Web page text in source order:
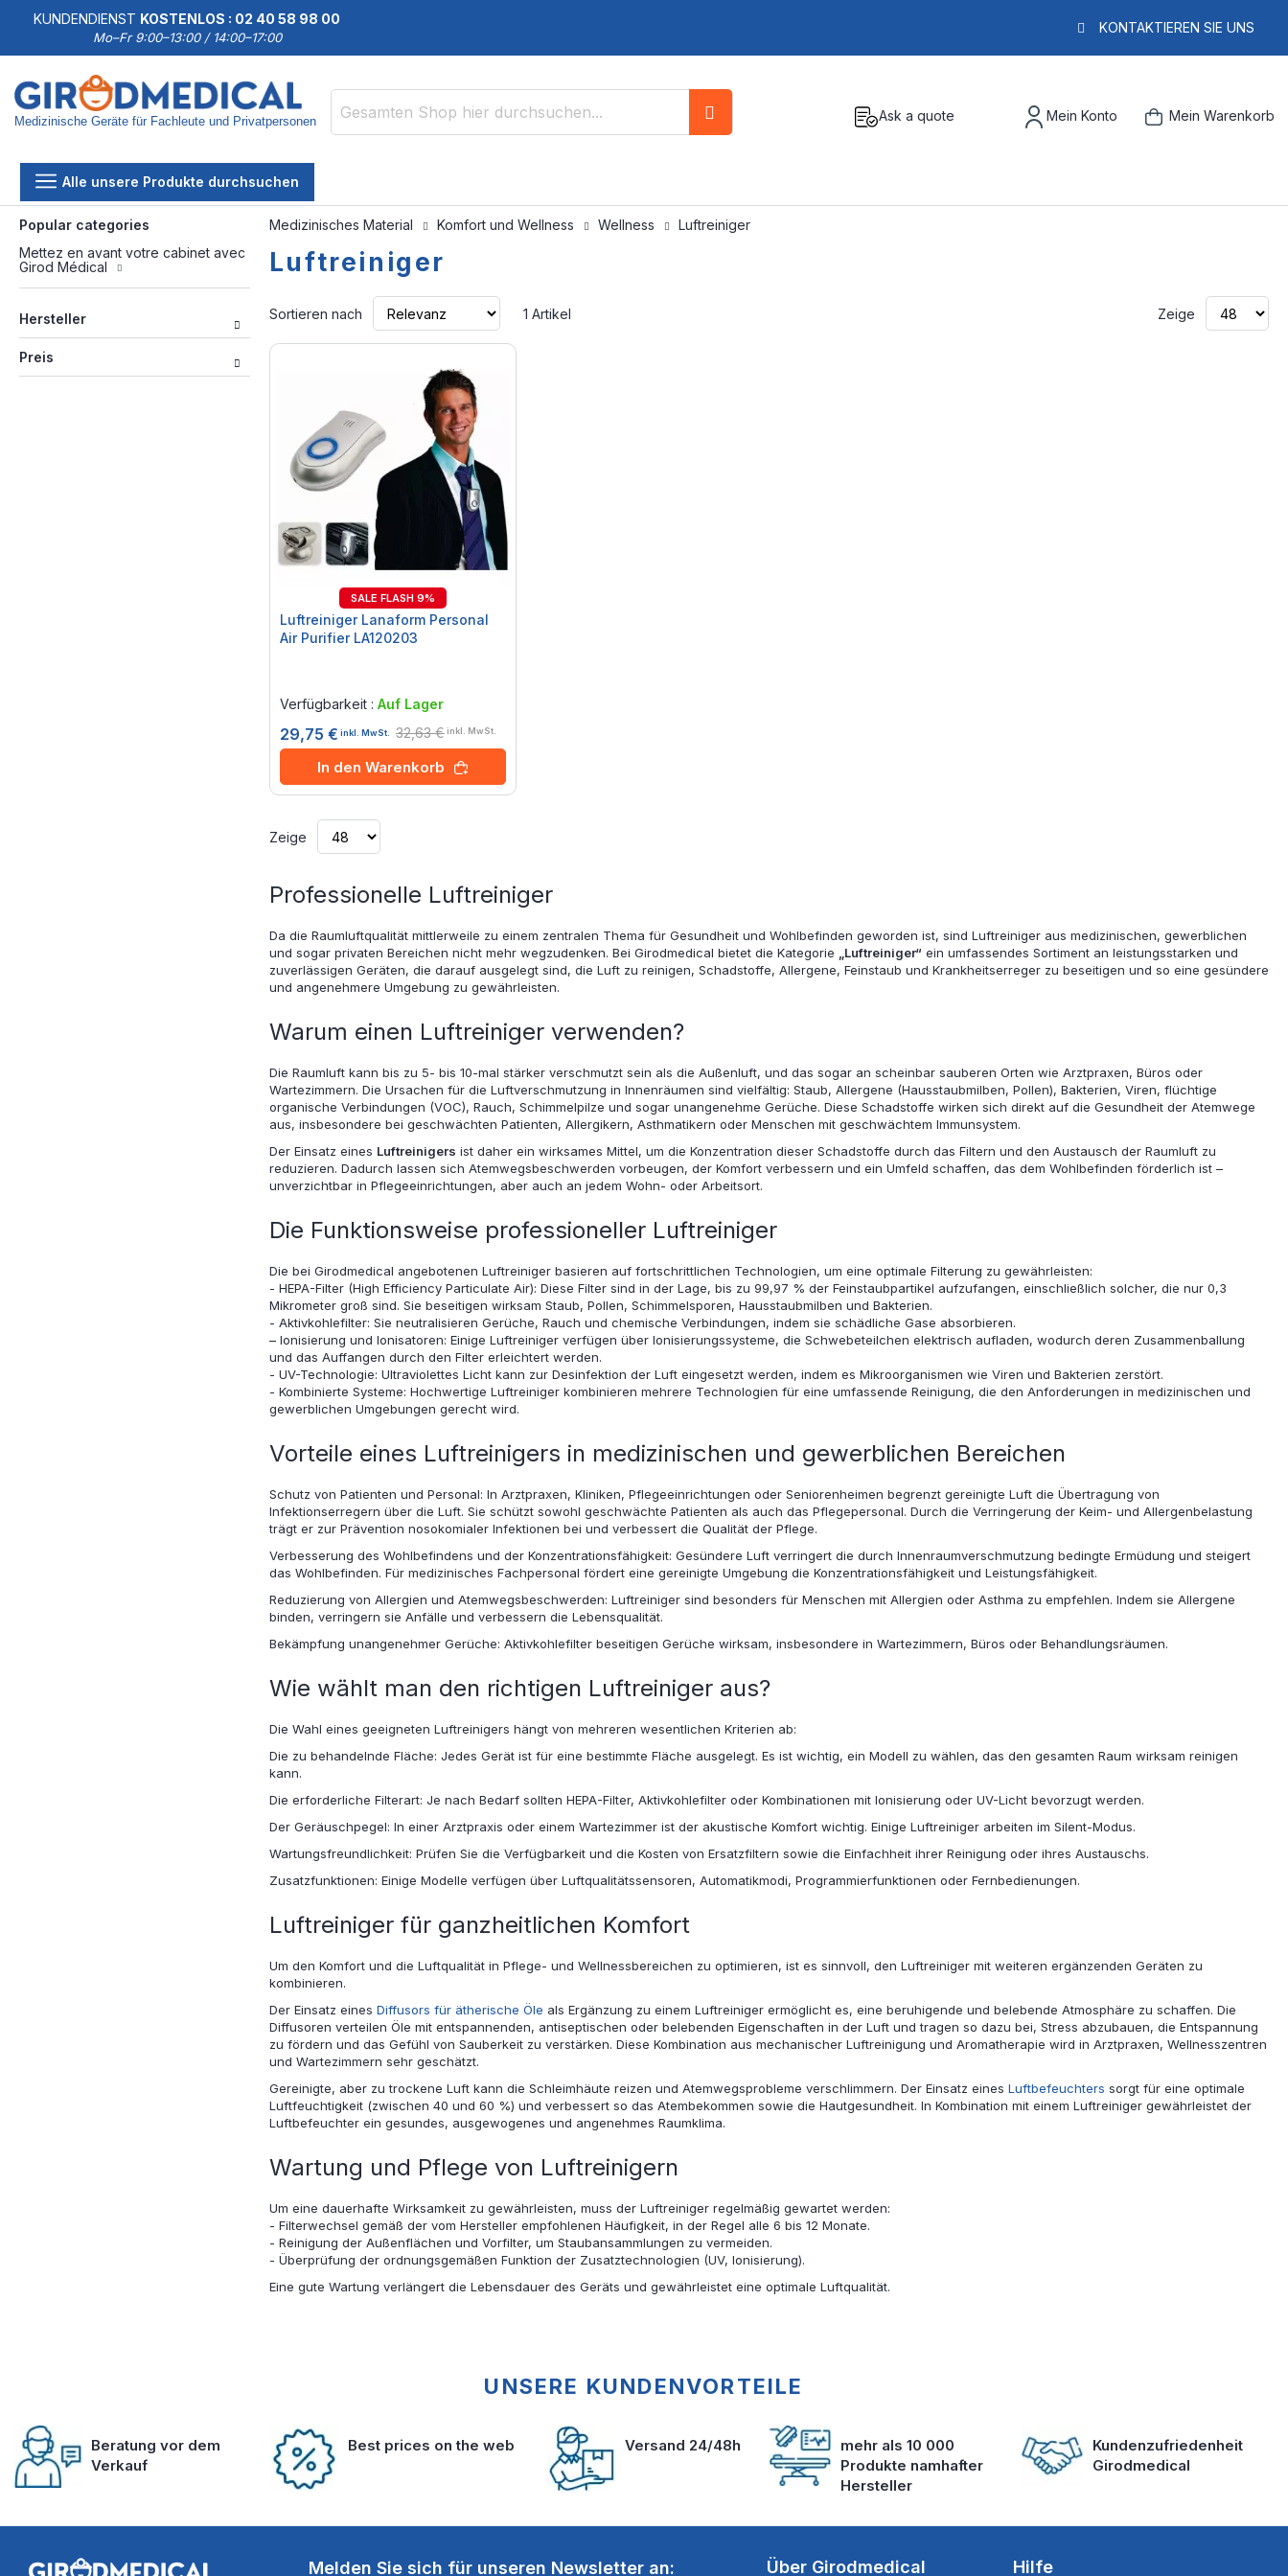
KUNDENDIENST KOSTENLOS : 02 40 58 98 00
Mo–Fr 9:00–13:00 / 14:00–17:00
KONTAKTIEREN SIE UNS
Medizinische Geräte für Fachleute und Privatpersonen Ask a quote Mein Konto Mein Warenkorb
Alle unsere Produkte durchsuchen
Medizinisches Material Komfort und Wellness Wellness Luftreiniger
Luftreiniger
Sortieren nach
sortieren
1 Artikel Zeige
SALE FLASH 9%
Luftreiniger Lanaform Personal
Air Purifier LA120203
Verfügbarkeit : Auf Lager
29,75 € inkl. MwSt. 32,63 €inkl. MwSt.
In den Warenkorb
Zeige
Professionelle Luftreiniger
Da die Raumluftqualität mittlerweile zu einem zentralen Thema für Gesundheit und Wohlbefinden geworden ist, sind Luftreiniger aus medizinischen, gewerblichen
und sogar privaten Bereichen nicht mehr wegzudenken. Bei Girodmedical bietet die Kategorie
„Luftreiniger“ ein umfassendes Sortiment an leistungsstarken und
zuverlässigen Geräten, die darauf ausgelegt sind, die Luft zu reinigen, Schadstoffe, Allergene, Feinstaub und Krankheitserreger zu beseitigen und so eine gesündere
und angenehmere Umgebung zu gewährleisten.
Warum einen Luftreiniger verwenden?
Die Raumluft kann bis zu 5- bis 10-mal stärker verschmutzt sein als die Außenluft, und das sogar an scheinbar sauberen Orten wie Arztpraxen, Büros oder
Wartezimmern. Die Ursachen für die Luftverschmutzung in Innenräumen sind vielfältig: Staub, Allergene (Hausstaubmilben, Pollen), Bakterien, Viren, flüchtige
organische Verbindungen (VOC), Rauch, Schimmelpilze und sogar unangenehme Gerüche. Diese Schadstoffe wirken sich direkt auf die Gesundheit der Atemwege
aus, insbesondere bei geschwächten Patienten, Allergikern, Asthmatikern oder Menschen mit geschwächtem Immunsystem.
Der Einsatz eines Luftreinigers ist daher ein wirksames Mittel, um die Konzentration dieser Schadstoffe durch das Filtern und den Austausch der Raumluft zu
reduzieren. Dadurch lassen sich Atemwegsbeschwerden vorbeugen, der Komfort verbessern und ein Umfeld schaffen, das dem Wohlbefinden förderlich ist –
unverzichtbar in Pflegeeinrichtungen, aber auch an jedem Wohn- oder Arbeitsort.
Die Funktionsweise professioneller Luftreiniger
Die bei Girodmedical angebotenen Luftreiniger basieren auf fortschrittlichen Technologien, um eine optimale Filterung zu gewährleisten:
- HEPA-Filter (High Efficiency Particulate Air): Diese Filter sind in der Lage, bis zu 99,97 % der Feinstaubpartikel aufzufangen, einschließlich solcher, die nur 0,3
Mikrometer groß sind. Sie beseitigen wirksam Staub, Pollen, Schimmelsporen, Hausstaubmilben und Bakterien.
- Aktivkohlefilter: Sie neutralisieren Gerüche, Rauch und chemische Verbindungen, indem sie schädliche Gase absorbieren.
– Ionisierung und Ionisatoren: Einige Luftreiniger verfügen über Ionisierungssysteme, die Schwebeteilchen elektrisch aufladen, wodurch deren Zusammenballung
und das Auffangen durch den Filter erleichtert werden.
- UV-Technologie: Ultraviolettes Licht kann zur Desinfektion der Luft eingesetzt werden, indem es Mikroorganismen wie Viren und Bakterien zerstört.
- Kombinierte Systeme: Hochwertige Luftreiniger kombinieren mehrere Technologien für eine umfassende Reinigung, die den Anforderungen in medizinischen und
gewerblichen Umgebungen gerecht wird.
Vorteile eines Luftreinigers in medizinischen und gewerblichen Bereichen
Schutz von Patienten und Personal: In Arztpraxen, Kliniken, Pflegeeinrichtungen oder Seniorenheimen begrenzt gereinigte Luft die Übertragung von
Infektionserregern über die Luft. Sie schützt sowohl geschwächte Patienten als auch das Pflegepersonal. Durch die Verringerung der Keim- und Allergenbelastung
trägt er zur Prävention nosokomialer Infektionen bei und verbessert die Qualität der Pflege.
Verbesserung des Wohlbefindens und der Konzentrationsfähigkeit: Gesündere Luft verringert die durch Innenraumverschmutzung bedingte Ermüdung und steigert
das Wohlbefinden. Für medizinisches Fachpersonal fördert eine gereinigte Umgebung die Konzentrationsfähigkeit und Leistungsfähigkeit.
Reduzierung von Allergien und Atemwegsbeschwerden: Luftreiniger sind besonders für Menschen mit Allergien oder Asthma zu empfehlen. Indem sie Allergene
binden, verringern sie Anfälle und verbessern die Lebensqualität.
Bekämpfung unangenehmer Gerüche: Aktivkohlefilter beseitigen Gerüche wirksam, insbesondere in Wartezimmern, Büros oder Behandlungsräumen.
Wie wählt man den richtigen Luftreiniger aus?
Die Wahl eines geeigneten Luftreinigers hängt von mehreren wesentlichen Kriterien ab:
Die zu behandelnde Fläche: Jedes Gerät ist für eine bestimmte Fläche ausgelegt. Es ist wichtig, ein Modell zu wählen, das den gesamten Raum wirksam reinigen
kann.
Die erforderliche Filterart: Je nach Bedarf sollten HEPA-Filter, Aktivkohlefilter oder Kombinationen mit Ionisierung oder UV-Licht bevorzugt werden.
Der Geräuschpegel: In einer Arztpraxis oder einem Wartezimmer ist der akustische Komfort wichtig. Einige Luftreiniger arbeiten im Silent-Modus.
Wartungsfreundlichkeit: Prüfen Sie die Verfügbarkeit und die Kosten von Ersatzfiltern sowie die Einfachheit ihrer Reinigung oder ihres Austauschs.
Zusatzfunktionen: Einige Modelle verfügen über Luftqualitätssensoren, Automatikmodi, Programmierfunktionen oder Fernbedienungen.
Luftreiniger für ganzheitlichen Komfort
Um den Komfort und die Luftqualität in Pflege- und Wellnessbereichen zu optimieren, ist es sinnvoll, den Luftreiniger mit weiteren ergänzenden Geräten zu
kombinieren.
Der Einsatz eines Diffusors für ätherische Öle als Ergänzung zu einem Luftreiniger ermöglicht es, eine beruhigende und belebende Atmosphäre zu schaffen. Die
Diffusoren verteilen Öle mit entspannenden, antiseptischen oder belebenden Eigenschaften in der Luft und tragen so dazu bei, Stress abzubauen, die Entspannung
zu fördern und das Gefühl von Sauberkeit zu verstärken. Diese Kombination aus mechanischer Luftreinigung und Aromatherapie wird in Arztpraxen, Wellnesszentren
und Wartezimmern sehr geschätzt.
Gereinigte, aber zu trockene Luft kann die Schleimhäute reizen und Atemwegsprobleme verschlimmern. Der Einsatz eines Luftbefeuchters sorgt für eine optimale
Luftfeuchtigkeit (zwischen 40 und 60 %) und verbessert so das Atembekommen sowie die Hautgesundheit. In Kombination mit einem Luftreiniger gewährleistet der
Luftbefeuchter ein gesundes, ausgewogenes und angenehmes Raumklima.
Wartung und Pflege von Luftreinigern
Um eine dauerhafte Wirksamkeit zu gewährleisten, muss der Luftreiniger regelmäßig gewartet werden:
- Filterwechsel gemäß der vom Hersteller empfohlenen Häufigkeit, in der Regel alle 6 bis 12 Monate.
- Reinigung der Außenflächen und Vorfilter, um Staubansammlungen zu vermeiden.
- Überprüfung der ordnungsgemäßen Funktion der Zusatztechnologien (UV, Ionisierung).
Eine gute Wartung verlängert die Lebensdauer des Geräts und gewährleistet eine optimale Luftqualität.
Popular categories
Mettez en avant votre cabinet avec
Girod Médical
Hersteller
Preis
UNSERE KUNDENVORTEILE
Beratung vor dem
Verkauf
Best prices on the web Versand 24/48h
mehr als 10 000
Produkte namhafter
Hersteller
Kundenzufriedenheit
Girodmedical
Melden Sie sich für unseren Newsletter an: Über Girodmedical Hilfe